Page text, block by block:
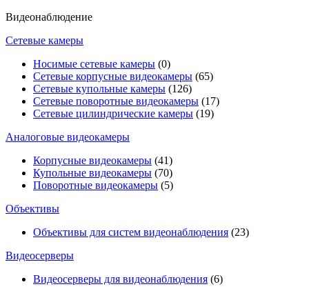
Видеонаблюдение
Сетевые камеры
Носимые сетевые камеры (0)
Сетевые корпусные видеокамеры (65)
Сетевые купольные камеры (126)
Сетевые поворотные видеокамеры (17)
Сетевые цилиндрические камеры (19)
Аналоговые видеокамеры
Корпусные видеокамеры (41)
Купольные видеокамеры (70)
Поворотные видеокамеры (5)
Объективы
Объективы для систем видеонаблюдения (23)
Видеосерверы
Видеосерверы для видеонаблюдения (6)